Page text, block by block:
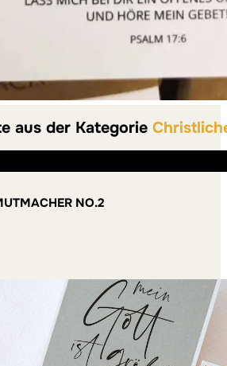
aus der Kategorie
NO.2